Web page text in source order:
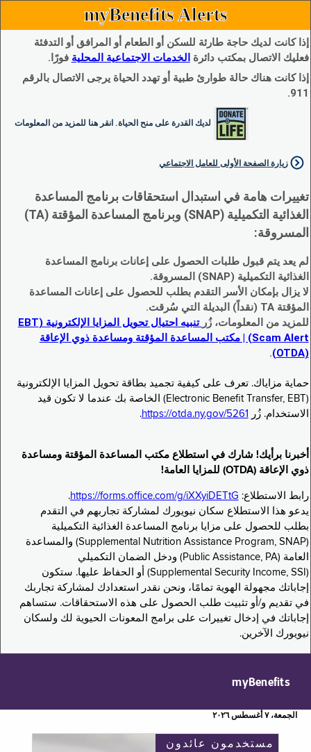
myBenefits Alerts
إذا كانت لديك حاجة طارئة للسكن أو الطعام أو المرافق أو التدفئة
فعليك الاتصال بمكتب دائرة الخدمات الاجتماعية المحلية فورًا.
إذا كانت هناك حالة طوارئ طبية أو تهدد الحياة يرجى الاتصال بالرقم
911.
لديك القدرة على منح الحياة. انقر هنا للمزيد من المعلومات
زيارة الصفحة الأولى للعامل الاجتماعي
تغييرات هامة في استبدال استحقاقات برنامج المساعدة
الغذائية التكميلية (SNAP) وبرنامج المساعدة المؤقتة (TA)
المسروقة:
لم يعد يتم قبول طلبات الحصول على إعانات برنامج المساعدة
الغذائية التكميلية (SNAP) المسروقة.
لا يزال بإمكان الأسر التقدم بطلب للحصول على إعانات المساعدة
المؤقتة TA (نقداً) البديلة التي سُرقت.
للمزيد من المعلومات، زُر
تنبيه احتيال تحويل المزايا الإلكترونية (EBT
Scam Alert) | مكتب المساعدة المؤقتة ومساعدة ذوي الإعاقة
(OTDA)
.
حماية مزاياك. تعرف على كيفية تجميد بطاقة تحويل المزايا الإلكترونية
(Electronic Benefit Transfer, EBT) الخاصة بك عندما لا تكون قيد
الاستخدام. زُر
https://otda.ny.gov/5261
.
أخبرنا برأيك! شارك في استطلاع مكتب المساعدة المؤقتة ومساعدة
ذوي الإعاقة (OTDA) للمزايا العامة!
رابط الاستطلاع: https://forms.office.com/g/iXXyiDETtG
.
يدعو هذا الاستطلاع سكان نيويورك لمشاركة تجاربهم في التقدم
بطلب للحصول على مزايا برنامج المساعدة الغذائية التكميلية
(Supplemental Nutrition Assistance Program, SNAP) والمساعدة
العامة (Public Assistance, PA) ودخل الضمان التكميلي
(Supplemental Security Income, SSI) أو الحفاظ عليها. ستكون
إجاباتك مجهولة الهوية تمامًا، ونحن نقدر استعدادك لمشاركة تجاربك
في تقديم و/أو تثبيت طلب الحصول على هذه الاستحقاقات. ستساهم
إجاباتك في إدخال تغييرات على برامج المعونات الحيوية لك ولسكان
نيويورك الآخرين.
myBenefits
الجمعة، ٧ أغسطس ٢٠٢٦
مستخدمون عائدون